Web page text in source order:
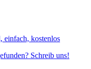
einfach, kostenlos
Schreib uns!